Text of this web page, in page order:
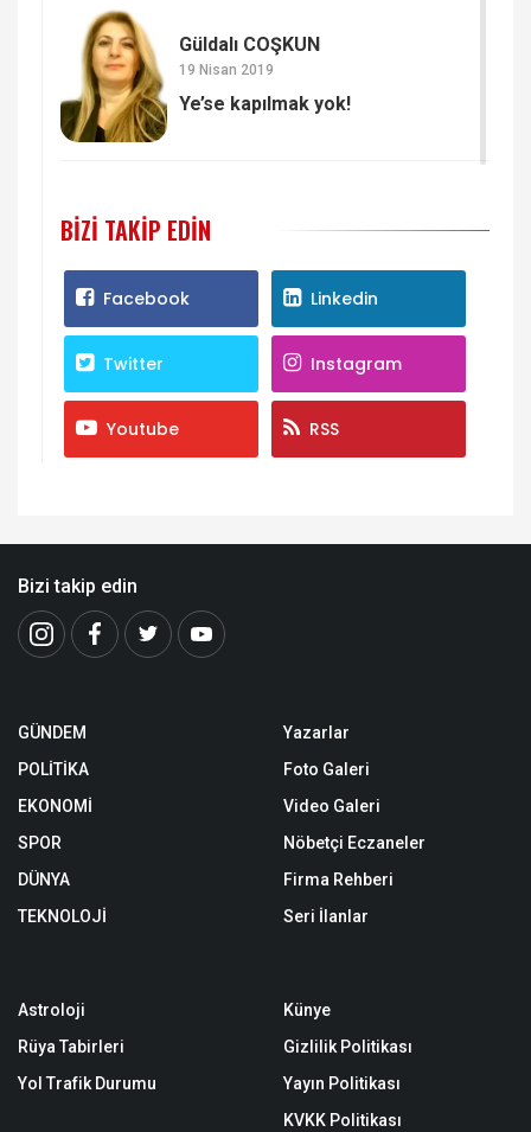
Güldalı COŞKUN
19 Nisan 2019
Ye’se kapılmak yok!
BIZI TAKIP EDIN
Facebook Linkedin
Twitter Instagram
Youtube RSS
Bizi takip edin
GÜNDEM
POLİTİKA
EKONOMİ
SPOR
DÜNYA
TEKNOLOJİ
Yazarlar
Foto Galeri
Video Galeri
Nöbetçi Eczaneler
Firma Rehberi
Seri İlanlar
Astroloji
Rüya Tabirleri
Yol Trafik Durumu
Künye
Gizlilik Politikası
Yayın Politikası
KVKK Politikası